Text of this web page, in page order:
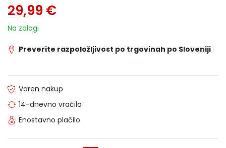
29,99 €
Na zalogi
Preverite razpoložljivost po trgovinah po Sloveniji
Varen nakup
14-dnevno vračilo
Enostavno plačilo